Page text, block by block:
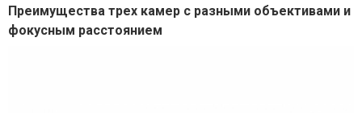
Преимущества трех камер с разными объективами и
фокусным расстоянием